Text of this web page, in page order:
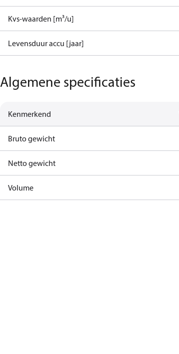
Kvs-waarden [m³/u]
Levensduur accu [jaar]
Algemene specificaties
Kenmerkend
Bruto gewicht
Netto gewicht
Volume